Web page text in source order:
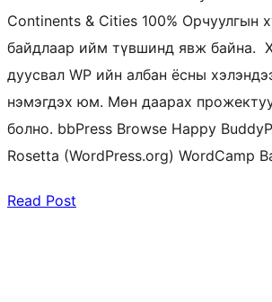
Continents & Cities 100% Орчуулгын
байдлаар ийм түвшинд явж байна.
дуусвал WP ийн албан ёсны
нэмэгдэх юм. Мөн даарах
болно. bbPress Browse Happy
Rosetta (WordPress.org) WordCamp
Read Post